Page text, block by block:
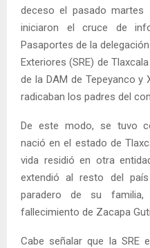
deceso el pasado martes
iniciaron el cruce de
Pasaportes de la
Exteriores (SRE) de
de la DAM de Tepeyanco y
radicaban los padres del
De este modo, se tuvo
nació en el estado de
vida residió en otra
extendió al resto del
paradero de su
fallecimiento de Zacapa
Cabe señalar que la SRE